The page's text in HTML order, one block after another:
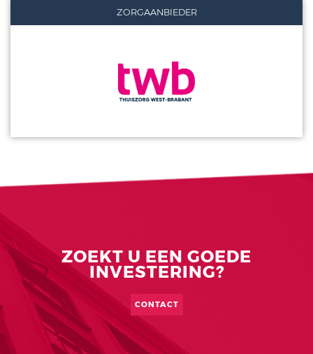
ZORGAANBIEDER
ZOEKT U EEN GOEDE
INVESTERING?
CONTACT